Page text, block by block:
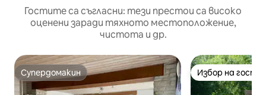
Гостите са съгласни: тези престои са високо
оценени заради тяхното местоположение,
чистота и др.
Супердомакин
Супердомакин Избор на
Избор на